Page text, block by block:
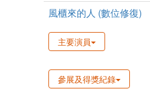
風櫃來的人 (數位修復)
主要演員
參展及得獎紀錄